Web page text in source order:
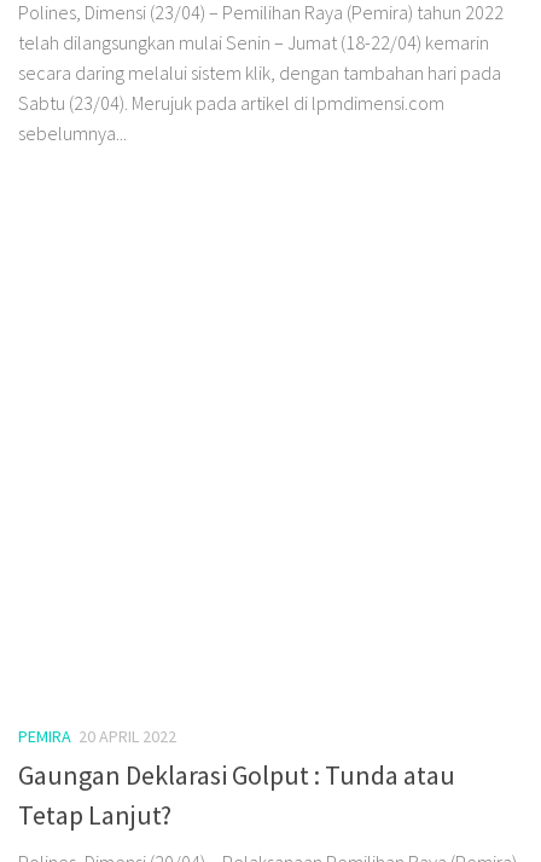
Polines, Dimensi (23/04) – Pemilihan Raya (Pemira) tahun 2022
telah dilangsungkan mulai Senin – Jumat (18-22/04) kemarin
secara daring melalui sistem klik, dengan tambahan hari pada
Sabtu (23/04). Merujuk pada artikel di lpmdimensi.com
sebelumnya...
PEMIRA 20 APRIL 2022
Gaungan Deklarasi Golput : Tunda atau
Tetap Lanjut?